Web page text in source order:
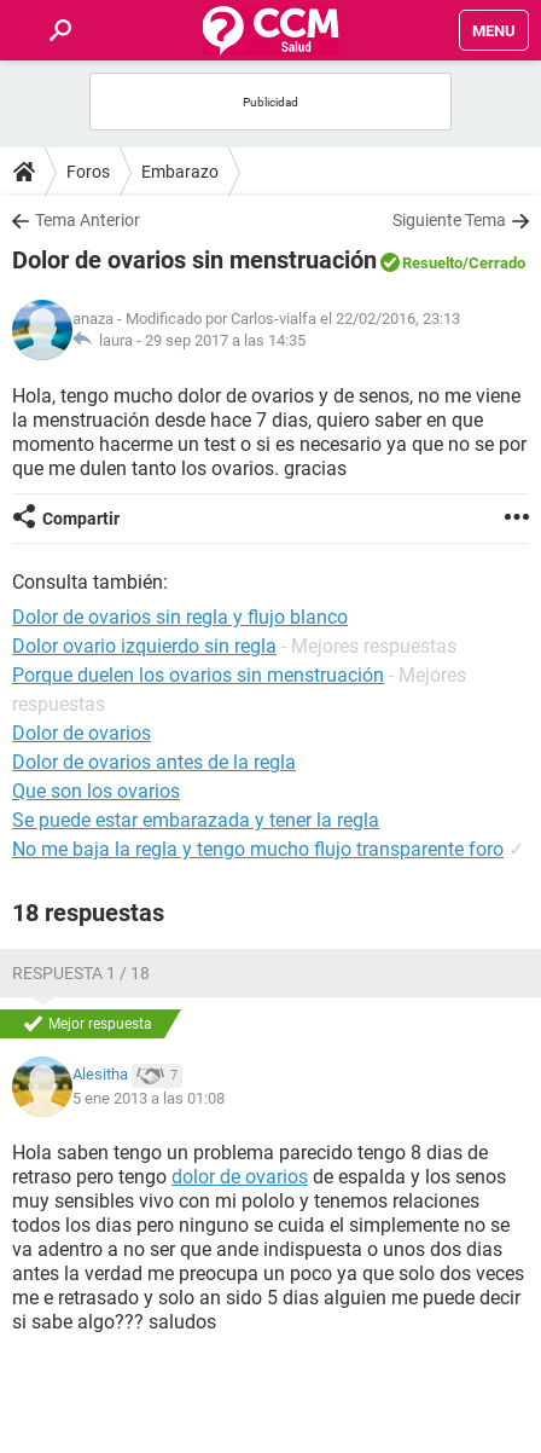
MENU
FOROS
SALUD
NUTRICIÓN
BIENESTAR
SEXUALIDAD
GLOSARIO
Foros Embarazo
Tema Anterior Siguiente Tema
Dolor de ovarios sin menstruación Resuelto/Cerrado
anaza - Modificado por Carlos-vialfa el 22/02/2016, 23:13
laura - 29 sep 2017 a las 14:35
Hola, tengo mucho dolor de ovarios y de senos, no me viene
la menstruación desde hace 7 dias, quiero saber en que
momento hacerme un test o si es necesario ya que no se por
que me dulen tanto los ovarios. gracias
Compartir
Consulta también:
Dolor de ovarios sin regla y flujo blanco
Dolor ovario izquierdo sin regla - Mejores respuestas
Porque duelen los ovarios sin menstruación - Mejores
respuestas
Dolor de ovarios
Dolor de ovarios antes de la regla
Que son los ovarios
Se puede estar embarazada y tener la regla
No me baja la regla y tengo mucho flujo transparente foro ✓
18 respuestas
RESPUESTA 1 / 18
Mejor respuesta
Alesitha 7
5 ene 2013 a las 01:08
Hola saben tengo un problema parecido tengo 8 dias de
retraso pero tengo dolor de ovarios de espalda y los senos
muy sensibles vivo con mi pololo y tenemos relaciones
todos los dias pero ninguno se cuida el simplemente no se
va adentro a no ser que ande indispuesta o unos dos dias
antes la verdad me preocupa un poco ya que solo dos veces
me e retrasado y solo an sido 5 dias alguien me puede decir
si sabe algo??? saludos